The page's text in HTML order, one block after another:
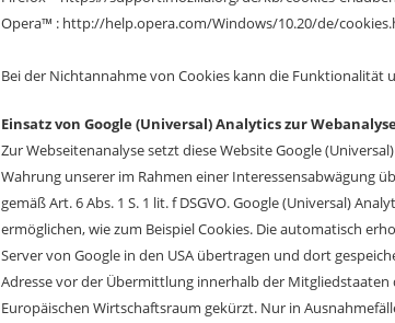
Opera™ : http://help.opera.com/Windows/10.20/de/
Bei der Nichtannahme von Cookies kann die Funktionalität
Einsatz von Google (Universal) Analytics zur
Zur Webseitenanalyse setzt diese Website Google
Wahrung unserer im Rahmen einer Interessensabwägung
gemäß Art. 6 Abs. 1 S. 1 lit. f DSGVO. Google (Universal)
ermöglichen, wie zum Beispiel Cookies. Die automatisch
Server von Google in den USA übertragen und dort
Adresse vor der Übermittlung innerhalb der
Europäischen Wirtschaftsraum gekürzt. Nur in